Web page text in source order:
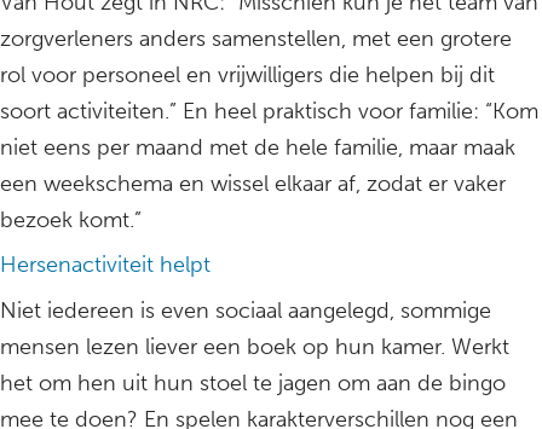
zorgverleners anders samenstellen, met een grotere
rol voor personeel en vrijwilligers die helpen bij dit
soort activiteiten.” En heel praktisch voor familie: “Kom
niet eens per maand met de hele familie, maar maak
een weekschema en wissel elkaar af, zodat er vaker
bezoek komt.”
Hersenactiviteit helpt
Niet iedereen is even sociaal aangelegd, sommige
mensen lezen liever een boek op hun kamer. Werkt
het om hen uit hun stoel te jagen om aan de bingo
mee te doen? En spelen karakterverschillen nog een